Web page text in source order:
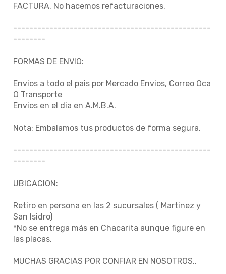
FACTURA. No hacemos refacturaciones.
-------------------------------------------------
--------
FORMAS DE ENVIO:
Envios a todo el pais por Mercado Envios, Correo Oca
O Transporte
Envios en el dia en A.M.B.A.
Nota: Embalamos tus productos de forma segura.
-------------------------------------------------
--------
UBICACION:
Retiro en persona en las 2 sucursales ( Martinez y
San Isidro)
*No se entrega más en Chacarita aunque figure en
las placas.
MUCHAS GRACIAS POR CONFIAR EN NOSOTROS..